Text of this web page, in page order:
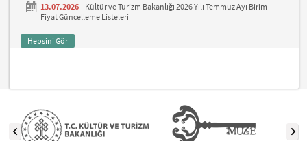
13.07.2026 - Kültür ve Turizm Bakanlığı 2026 Yılı Temmuz Ayı Birim
Fiyat Güncelleme Listeleri
Hepsini Gör